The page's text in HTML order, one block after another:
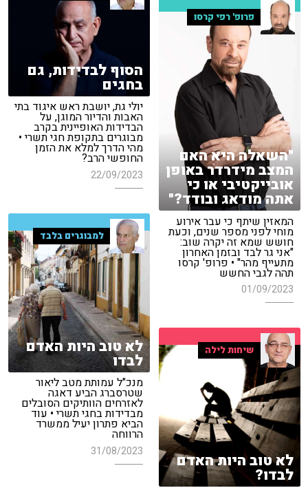
הסוף לבדידות, גם
בחגים
יולי גת, יושבת ראש איגוד בתי
האבות והדיור המוגן, על
הבדידות האופיינית בקרב
מבוגרים בתקופת חגי תשרי •
מהי הדרך למלא את הזמן
החופשי הרב?
22/09/2023
פרופ' רפי קרסו
"השאלה היא האם
המצב מידרדר באופן
אובייקטיבי או כי
אתה מודאג ובודד?"
המאזין שיתף כי עבר אירוע
מוחי לפני מספר שנים, וכעת
חושש שמא זה יקרה שוב:
"אני גר לבד ובזמן האחרון
מתעייף מהר" • פרופ' קרסו
תהה לגבי החשש
01/09/2023
למבוגרים בלבד
לא טוב היות האדם
לבדו
מנכ"ל עמותת מטב ליאור
שטרסברג הביע דאגה
לאזרחים הוותיקים הסובלים
מבדידות בחגי תשרי • עוד
הביא פתרון יעיל ממשרד
הרווחה
31/08/2023
שיחות לילה
לא טוב היות האדם
לבדו?